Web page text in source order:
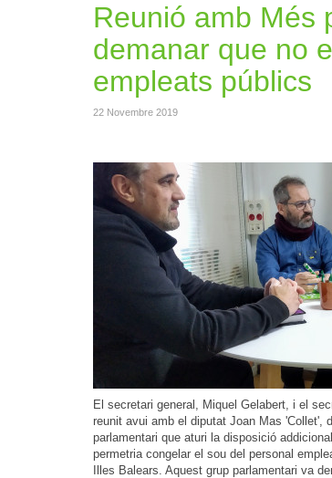
Reunió amb Més
demanar que no
empleats públics
22 Novembre 2019
El secretari general, Miquel Gelabert, i el
reunit avui amb el diputat Joan Mas 'Collet',
parlamentari que aturi la disposició
permetria congelar el sou del personal
Illes Balears. Aquest grup parlamentari va